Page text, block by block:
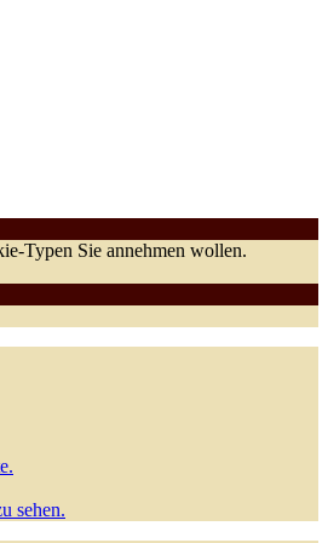
Typen Sie annehmen wollen.
sehen.